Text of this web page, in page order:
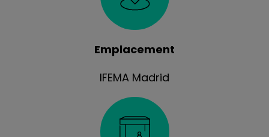
Emplacement
IFEMA Madrid